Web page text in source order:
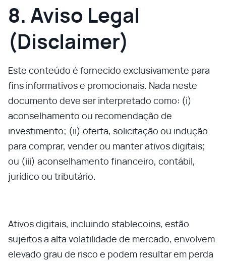
8. Aviso Legal
(Disclaimer)
Este conteúdo é fornecido exclusivamente para
fins informativos e promocionais. Nada neste
documento deve ser interpretado como: (i)
aconselhamento ou recomendação de
investimento; (ii) oferta, solicitação ou indução
para comprar, vender ou manter ativos digitais;
ou (iii) aconselhamento financeiro, contábil,
jurídico ou tributário.
Ativos digitais, incluindo stablecoins, estão
sujeitos a alta volatilidade de mercado, envolvem
elevado grau de risco e podem resultar em perda